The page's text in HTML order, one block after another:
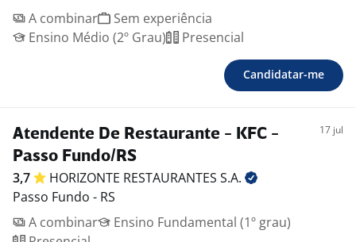
A combinar
Sem experiência
Ensino Médio (2º Grau)
Presencial
Candidatar-me
Atendente De Restaurante - KFC -
Passo Fundo/RS
17 jul
3,7 HORIZONTE RESTAURANTES S.A.
Passo Fundo - RS
A combinar
Ensino Fundamental (1º grau)